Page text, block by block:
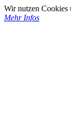
Wir nutzen Cookies
Mehr Infos